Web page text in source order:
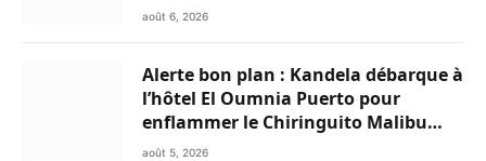
août 6, 2026
Alerte bon plan : Kandela débarque à
l’hôtel El Oumnia Puerto pour
enflammer le Chiringuito Malibu
Club
août 5, 2026